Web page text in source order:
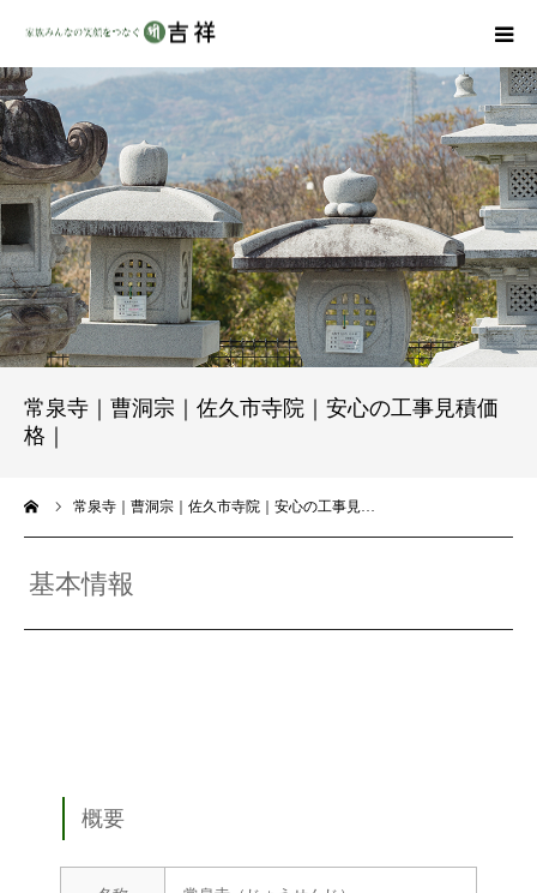
常泉寺｜曹洞宗｜佐久市寺院｜安心の工事見積価
格｜
常泉寺｜曹洞宗｜佐久市寺院｜安心の工事見…
基本情報
概要
戒名彫りについて
商品ラインナップ
墓地・霊園を探す
吉祥の特徴